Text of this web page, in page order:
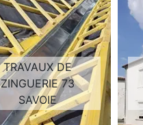
TRAVAUX DE
ZINGUERIE 73
SAVOIE